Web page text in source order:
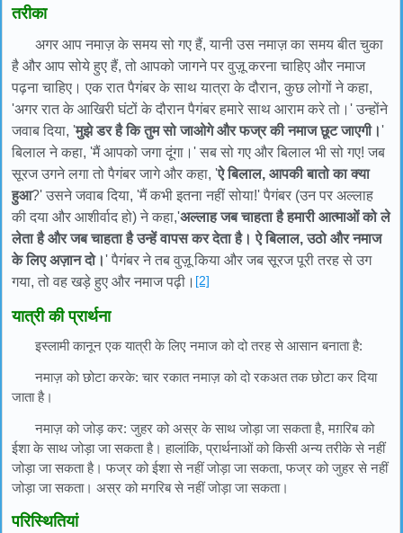
तरीका
अगर आप नमाज़ के समय सो गए हैं, यानी उस नमाज़ का समय बीत चुका
है और आप सोये हुए हैं, तो आपको जागने पर वुज़ू करना चाहिए और नमाज
पढ़ना चाहिए। एक रात पैगंबर के साथ यात्रा के दौरान, कुछ लोगों ने कहा,
'अगर रात के आखिरी घंटों के दौरान पैगंबर हमारे साथ आराम करे तो।' उन्होंने
जवाब दिया, 'मुझे डर है कि तुम सो जाओगे और फज्र की नमाज छूट जाएगी।'
बिलाल ने कहा, 'मैं आपको जगा दूंगा।' सब सो गए और बिलाल भी सो गए! जब
सूरज उगने लगा तो पैगंबर जागे और कहा, 'ऐ बिलाल, आपकी बातो का क्या
हुआ?' उसने जवाब दिया, 'मैं कभी इतना नहीं सोया!' पैगंबर (उन पर अल्लाह
की दया और आशीर्वाद हो) ने कहा,'अल्लाह जब चाहता है हमारी आत्माओं को ले
लेता है और जब चाहता है उन्हें वापस कर देता है। ऐ बिलाल, उठो और नमाज
के लिए अज़ान दो।' पैगंबर ने तब वुज़ू किया और जब सूरज पूरी तरह से उग
गया, तो वह खड़े हुए और नमाज पढ़ी। [2]
यात्री की प्रार्थना
इस्लामी कानून एक यात्री के लिए नमाज को दो तरह से आसान बनाता है:
नमाज़ को छोटा करके: चार रकात नमाज़ को दो रकअत तक छोटा कर दिया
जाता है।
नमाज़ को जोड़ कर: जुहर को अस्र के साथ जोड़ा जा सकता है, मग़रिब को
ईशा के साथ जोड़ा जा सकता है। हालांकि, प्रार्थनाओं को किसी अन्य तरीके से नहीं
जोड़ा जा सकता है। फज्र को ईशा से नहीं जोड़ा जा सकता, फज्र को जुहर से नहीं
जोड़ा जा सकता। अस्र को मगरिब से नहीं जोड़ा जा सकता।
परिस्थितियां